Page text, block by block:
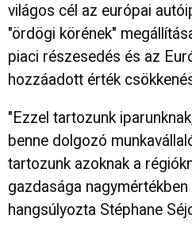
világos cél az európai
"ördögi körének"
piaci részesedés és az
hozzáadott érték
"Ezzel tartozunk
benne dolgozó
tartozunk azoknak a
gazdasága
hangsúlyozta Stéphane